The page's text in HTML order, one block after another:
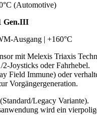
(Automotive)
Gen.III
Ausgang | +160°C
mit Melexis Triaxis
Joysticks oder Fahrhebel.
Field Immune) oder
Vorgängergeneration.
Legacy Variante).
wird ein